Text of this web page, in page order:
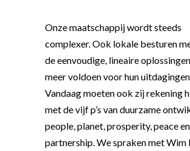
Onze maatschappij wordt steeds
complexer. Ook lokale besturen
de eenvoudige, lineaire
meer voldoen voor hun
Vandaag moeten ook zij rekening
met de vijf p’s van duurzame
people, planet, prosperity, peace en
partnership. We spraken met Wim